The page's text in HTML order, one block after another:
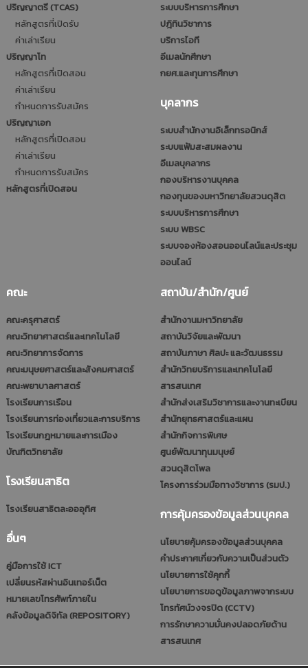
ปริญญาตรี (TCAS)
หลักสูตรที่เปิดรับ
ค่าเล่าเรียน
ปริญญาโท
หลักสูตรที่เปิดสอน
ค่าเล่าเรียน
กำหนดการรับสมัคร
ปริญญาเอก
หลักสูตรที่เปิดสอน
ค่าเล่าเรียน
กำหนดการรับสมัคร
หลักสูตรที่เปิดสอน
ระบบบริหารการศึกษา
ปฎิทินวิชาการ
บริการไอที
อีเมลนักศึกษา
กยศ.และทุนการศึกษา
บุคลากร
ระบบสำนักงานอิเล็กทรอนิกส์
ระบบแฟ้มสะสมผลงาน
อีเมลบุคลากร
กองบริหารงานบุคคล
กองทุนของมหาวิทยาลัยสวนดุสิต
ระบบบริหารการศึกษา
ระบบ WBSC
ระบบจองห้องสอนออนไลน์และประชุม
ออนไลน์
คณะ
คณะครุศาสตร์
คณะวิทยาศาสตร์และเทคโนโลยี
คณะวิทยาการจัดการ
คณะมนุษยศาสตร์และสังคมศาสตร์
คณะพยาบาลศาสตร์
โรงเรียนการเรือน
โรงเรียนการท่องเที่ยวและการบริการ
โรงเรียนกฎหมายและการเมือง
บัณฑิตวิทยาลัย
โรงเรียนสาธิต
โรงเรียนสาธิตละอออุทิศ
อื่นๆ
คู่มือการใช้ ICT
เปลี่ยนรหัสผ่านอินเทอร์เน็ต
หมายเลขโทรศัพท์ภายใน
คลังข้อมูลดิจิทัล (REPOSITORY)
สถาบัน/สำนัก/ศูนย์
สำนักงานมหาวิทยาลัย
สถาบันวิจัยและพัฒนา
สถาบันภาษา ศิลปะ และวัฒนธรรม
สำนักวิทยบริการและเทคโนโลยี
สารสนเทศ
สำนักส่งเสริมวิชาการและงานทะเบียน
สำนักยุทธศาสตร์และแผน
สำนักกิจการพิเศษ
ศูนย์พัฒนาทุนมนุษย์
สวนดุสิตโพล
โครงการร่วมมือทางวิชาการ (รมป.)
การคุ้มครองข้อมูลส่วนบุคคล
นโยบายคุ้มครองข้อมูลส่วนบุคคล
คำประกาศเกี่ยวกับความเป็นส่วนตัว
นโยบายการใช้คุกกี้
นโยบายการขอดูข้อมูลภาพจากระบบ
โทรทัศน์วงจรปิด (CCTV)
การรักษาความมั่นคงปลอดภัยด้าน
สารสนเทศ